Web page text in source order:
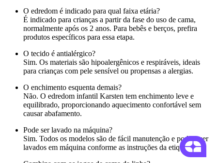
O edredom é indicado para qual faixa etária?
É indicado para crianças a partir da fase do uso de cama,
normalmente após os 2 anos. Para bebês e berços, prefira
produtos específicos para essa etapa.
O tecido é antialérgico?
Sim. Os materiais são hipoalergênicos e respiráveis, ideais
para crianças com pele sensível ou propensas a alergias.
O enchimento esquenta demais?
Não. O edredom infantil Karsten tem enchimento leve e
equilibrado, proporcionando aquecimento confortável sem
causar abafamento.
Pode ser lavado na máquina?
Sim. Todos os modelos são de fácil manutenção e podem ser
lavados em máquina conforme as instruções da etiqueta.